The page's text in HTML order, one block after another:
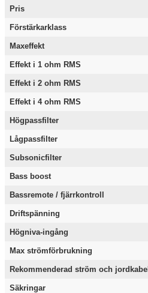
Pris
Förstärkarklass
Maxeffekt
Effekt i 1 ohm RMS
Effekt i 2 ohm RMS
Effekt i 4 ohm RMS
Högpassfilter
Lågpassfilter
Subsonicfilter
Bass boost
Bassremote / fjärrkontroll
Driftspänning
Högniva-ingång
Max strömförbrukning
Rekommenderad ström och jordkabel
Säkringar